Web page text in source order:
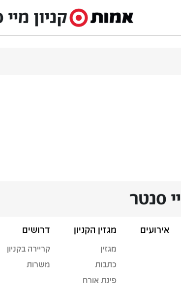
אירועים מגזין הקניון
מגזין
כתבות
פינת אורח
דרושים
קריירה בקניון
משרות